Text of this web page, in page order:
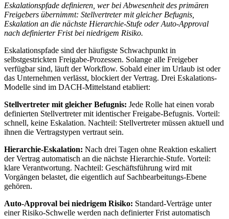
Eskalationspfade definieren, wer bei Abwesenheit des primären
Freigebers übernimmt: Stellvertreter mit gleicher Befugnis,
Eskalation an die nächste Hierarchie-Stufe oder Auto-Approval
nach definierter Frist bei niedrigem Risiko.
Eskalationspfade sind der häufigste Schwachpunkt in
selbstgestrickten Freigabe-Prozessen. Solange alle Freigeber
verfügbar sind, läuft der Workflow. Sobald einer im Urlaub ist oder
das Unternehmen verlässt, blockiert der Vertrag. Drei Eskalations-
Modelle sind im DACH-Mittelstand etabliert:
Stellvertreter mit gleicher Befugnis: Jede Rolle hat einen vorab
definierten Stellvertreter mit identischer Freigabe-Befugnis. Vorteil:
schnell, keine Eskalation. Nachteil: Stellvertreter müssen aktuell und
ihnen die Vertragstypen vertraut sein.
Hierarchie-Eskalation: Nach drei Tagen ohne Reaktion eskaliert
der Vertrag automatisch an die nächste Hierarchie-Stufe. Vorteil:
klare Verantwortung. Nachteil: Geschäftsführung wird mit
Vorgängen belastet, die eigentlich auf Sachbearbeitungs-Ebene
gehören.
Auto-Approval bei niedrigem Risiko: Standard-Verträge unter
einer Risiko-Schwelle werden nach definierter Frist automatisch